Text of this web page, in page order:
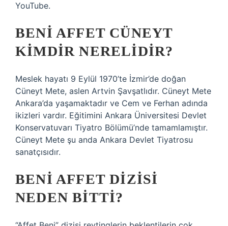
YouTube.
BENI AFFET CÜNEYT
KIMDIR NERELIDIR?
Meslek hayatı 9 Eylül 1970’te İzmir’de doğan
Cüneyt Mete, aslen Artvin Şavşatlıdır. Cüneyt Mete
Ankara’da yaşamaktadır ve Cem ve Ferhan adında
ikizleri vardır. Eğitimini Ankara Üniversitesi Devlet
Konservatuvarı Tiyatro Bölümü’nde tamamlamıştır.
Cüneyt Mete şu anda Ankara Devlet Tiyatrosu
sanatçısıdır.
BENI AFFET DIZISI
NEDEN BITTI?